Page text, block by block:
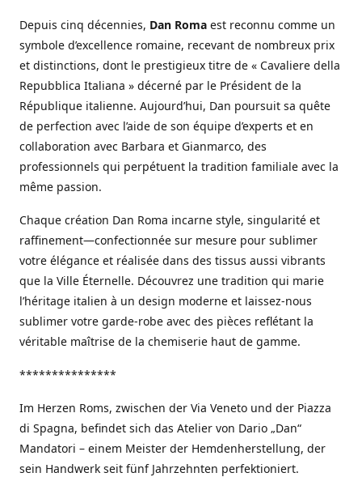
Depuis cinq décennies, Dan Roma est reconnu comme un
symbole d’excellence romaine, recevant de nombreux prix
et distinctions, dont le prestigieux titre de « Cavaliere della
Repubblica Italiana » décerné par le Président de la
République italienne. Aujourd’hui, Dan poursuit sa quête
de perfection avec l’aide de son équipe d’experts et en
collaboration avec Barbara et Gianmarco, des
professionnels qui perpétuent la tradition familiale avec la
même passion.
Chaque création Dan Roma incarne style, singularité et
raffinement—confectionnée sur mesure pour sublimer
votre élégance et réalisée dans des tissus aussi vibrants
que la Ville Éternelle. Découvrez une tradition qui marie
l’héritage italien à un design moderne et laissez-nous
sublimer votre garde-robe avec des pièces reflétant la
véritable maîtrise de la chemiserie haut de gamme.
***************
Im Herzen Roms, zwischen der Via Veneto und der Piazza
di Spagna, befindet sich das Atelier von Dario „Dan“
Mandatori – einem Meister der Hemdenherstellung, der
sein Handwerk seit fünf Jahrzehnten perfektioniert.